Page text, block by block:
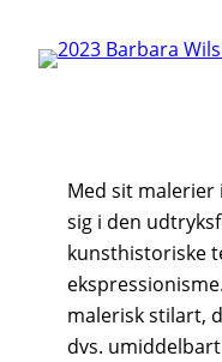
Med sit malerier
sig i den
kunsthistoriske
malerisk stilart,
dvs.